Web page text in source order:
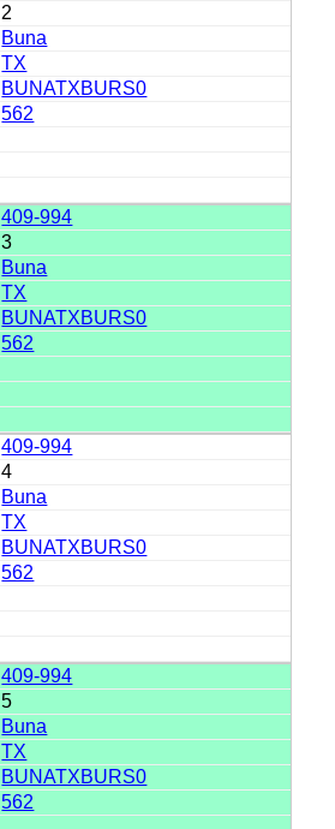
2
Buna
TX
BUNATXBURS0
562
409-994
3
Buna
TX
BUNATXBURS0
562
409-994
4
Buna
TX
BUNATXBURS0
562
409-994
5
Buna
TX
BUNATXBURS0
562